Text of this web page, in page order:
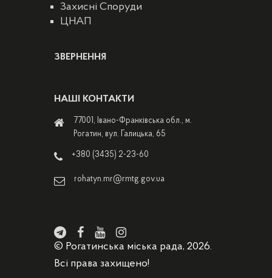
Захисні Споруди
ЦНАП
ЗВЕРНЕННЯ
НАШІ КОНТАКТИ
77001, Івано-Франківська обл., м.
Рогатин, вул. Галицька, 65
+380 (3435) 2-23-60
rohatyn.mr@rmtg.gov.ua
© Рогатинська міська рада, 2026.
Всі права захищено!